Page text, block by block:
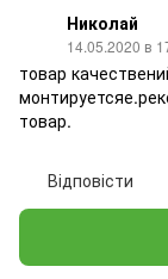
Николай
14.05.2020 в
товар
товар.
Відповісти